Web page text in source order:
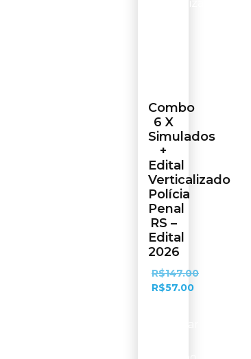
Combo
6 X
Simulados
+
Edital
Verticalizado
Polícia
Penal
RS –
Edital
2026
R$147.00
R$57.00